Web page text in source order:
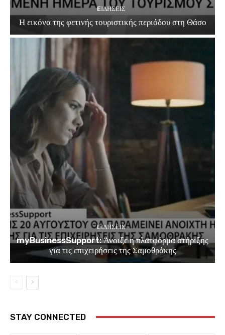
EΙΔΗΣΕΙΣ
Η εικόνα της φετινής τουριστικής περιόδου στη Θάσο
EΙΔΗΣΕΙΣ
myBusinessSupport: Άνοιξε η πλατφόρμα στήριξης
για τις επιχειρήσεις της Σαμοθράκης
STAY CONNECTED